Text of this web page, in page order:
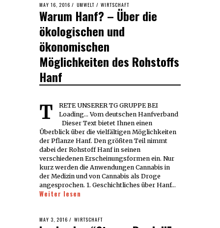
POSTED
ON
MAY 16, 2016 MAY
16,
2016
UMWELT / WIRTSCHAFT
Warum Hanf? – Über die
ökologischen und
ökonomischen
Möglichkeiten des Rohstoffs
Hanf
TRETE UNSERER TG GRUPPE BEI
Loading... Vom deutschen Hanfverband
Dieser Text bietet Ihnen einen
Überblick über die vielfältigen Möglichkeiten
der Pflanze Hanf. Den größten Teil nimmt
dabei der Rohstoff Hanf in seinen
verschiedenen Erscheinungsformen ein. Nur
kurz werden die Anwendungen Cannabis in
der Medizin und von Cannabis als Droge
angesprochen. 1. Geschichtliches über Hanf…
Weiter lesen
POSTED
ON
MAY 3, 2016 MAY
13,
WIRTSCHAFT